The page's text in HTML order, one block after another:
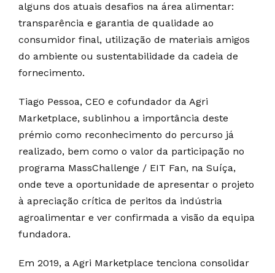
alguns dos atuais desafios na área alimentar:
transparência e garantia de qualidade ao
consumidor final, utilização de materiais amigos
do ambiente ou sustentabilidade da cadeia de
fornecimento.
Tiago Pessoa, CEO e cofundador da Agri
Marketplace, sublinhou a importância deste
prémio como reconhecimento do percurso já
realizado, bem como o valor da participação no
programa MassChallenge / EIT Fan, na Suíça,
onde teve a oportunidade de apresentar o projeto
à apreciação crítica de peritos da indústria
agroalimentar e ver confirmada a visão da equipa
fundadora.
Em 2019, a Agri Marketplace tenciona consolidar